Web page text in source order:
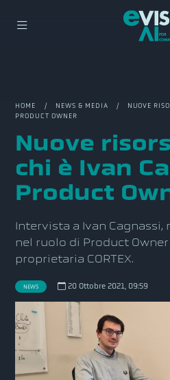
HOME / NEWS & MEDIA / NUOVE
PRODUCT OWNER
Nuove
chi è Ivan
Product
Intervista a Ivan Cagnassi,
nel ruolo di Product
proprietaria CORTEX.
NEWS 20 Ottobre 2021, 09:59